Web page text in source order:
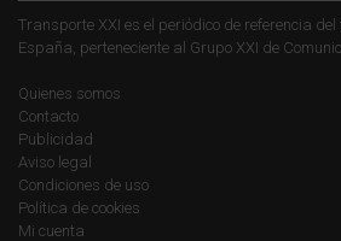
Transporte XXI es el periódico de referencia
España, perteneciente al Grupo XXI de
Quienes somos
Contacto
Publicidad
Aviso legal
Condiciones de uso
Política de cookies
Mi cuenta